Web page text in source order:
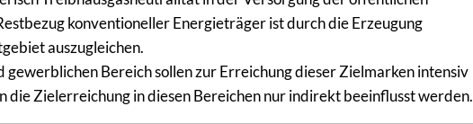
konventioneller Energieträger ist durch die Erzeugung
auszugleichen.
gewerblichen Bereich sollen zur Erreichung dieser Zielmarken intensiv
Zielerreichung in diesen Bereichen nur indirekt beeinflusst werden.